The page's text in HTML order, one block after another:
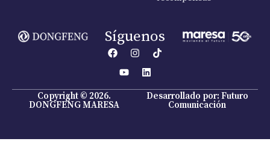
Síguenos
Copyright © 2026.
DONGFENG MARESA
Desarrollado por: Futuro
Comunicación